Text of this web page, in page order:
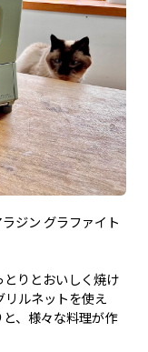
ジン グラファイト
りとおいしく焼け
ルネットを使え
、様々な料理が作